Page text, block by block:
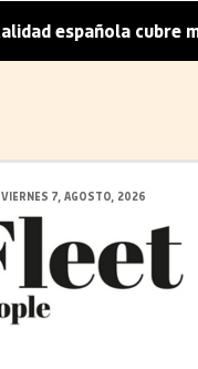
cubre menos
VIERNES 7, AGOSTO, 2026